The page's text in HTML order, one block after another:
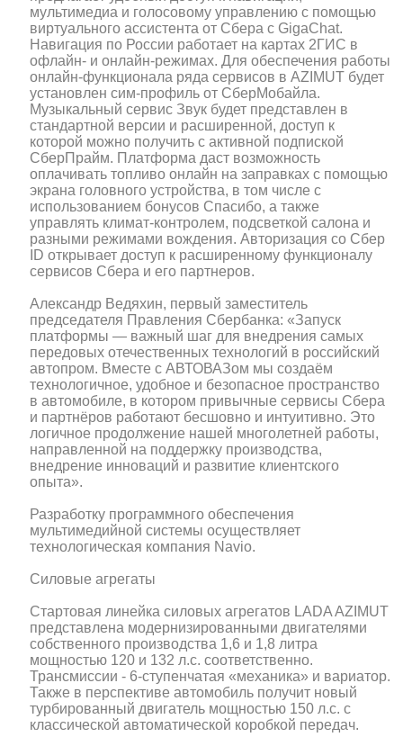
мультимедиа и голосовому управлению с помощью
виртуального ассистента от Сбера c GigaChat.
Навигация по России работает на картах 2ГИС в
офлайн- и онлайн-режимах. Для обеспечения работы
онлайн-функционала ряда сервисов в AZIMUT будет
установлен сим-профиль от СберМобайла.
Музыкальный сервис Звук будет представлен в
стандартной версии и расширенной, доступ к
которой можно получить с активной подпиской
СберПрайм. Платформа даст возможность
оплачивать топливо онлайн на заправках с помощью
экрана головного устройства, в том числе с
использованием бонусов Спасибо, а также
управлять климат-контролем, подсветкой салона и
разными режимами вождения. Авторизация со Сбер
ID открывает доступ к расширенному функционалу
сервисов Сбера и его партнеров.
Александр Ведяхин, первый заместитель
председателя Правления Сбербанка: «Запуск
платформы — важный шаг для внедрения самых
передовых отечественных технологий в российский
автопром. Вместе с АВТОВАЗом мы создаём
технологичное, удобное и безопасное пространство
в автомобиле, в котором привычные сервисы Сбера
и партнёров работают бесшовно и интуитивно. Это
логичное продолжение нашей многолетней работы,
направленной на поддержку производства,
внедрение инноваций и развитие клиентского
опыта».
Разработку программного обеспечения
мультимедийной системы осуществляет
технологическая компания Navio.
Силовые агрегаты
Стартовая линейка силовых агрегатов LADA AZIMUT
представлена модернизированными двигателями
собственного производства 1,6 и 1,8 литра
мощностью 120 и 132 л.с. соответственно.
Трансмиссии - 6-ступенчатая «механика» и вариатор.
Также в перспективе автомобиль получит новый
турбированный двигатель мощностью 150 л.с. с
классической автоматической коробкой передач.